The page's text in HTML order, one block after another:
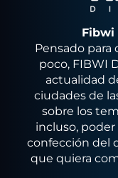
Fibwi
Pensado para
poco, FIBWI
actualidad
ciudades de
sobre los
incluso,
confección del
que quiera